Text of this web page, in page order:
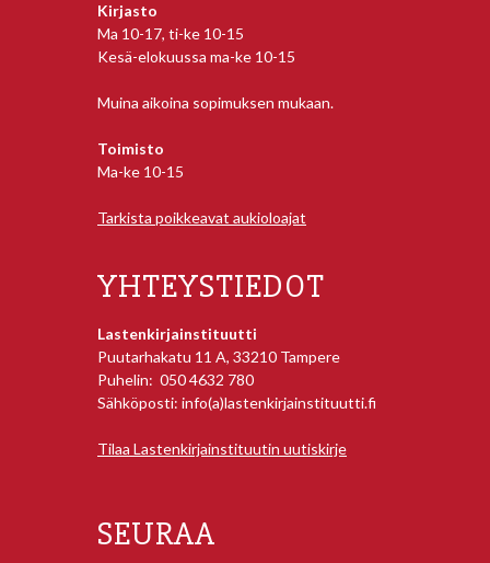
Kirjasto
Ma 10-17, ti-ke 10-15
Kesä-elokuussa ma-ke 10-15
Muina aikoina sopimuksen mukaan.
Toimisto
Ma-ke 10-15
Tarkista poikkeavat aukioloajat
YHTEYSTIEDOT
Lastenkirjainstituutti
Puutarhakatu 11 A, 33210 Tampere
Puhelin: 050 4632 780
Sähköposti: info(a)lastenkirjainstituutti.fi
Tilaa Lastenkirjainstituutin uutiskirje
SEURAA